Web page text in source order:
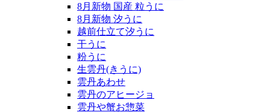
8月新物 国産 粒うに
8月新物 汐うに
越前仕立て汐うに
干うに
粉うに
生雲丹(きうに)
雲丹あわせ
雲丹のアヒージョ
雲丹や蟹お惣菜